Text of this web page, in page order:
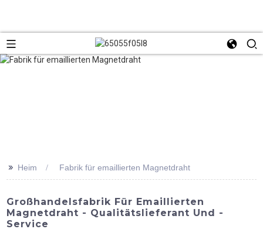
>> Heim Fabrik für emaillierten Magnetdraht
Großhandelsfabrik Für Emaillierten
Magnetdraht - Qualitätslieferant Und -
Service